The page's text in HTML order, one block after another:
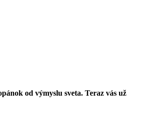
od výmyslu sveta. Teraz vás už